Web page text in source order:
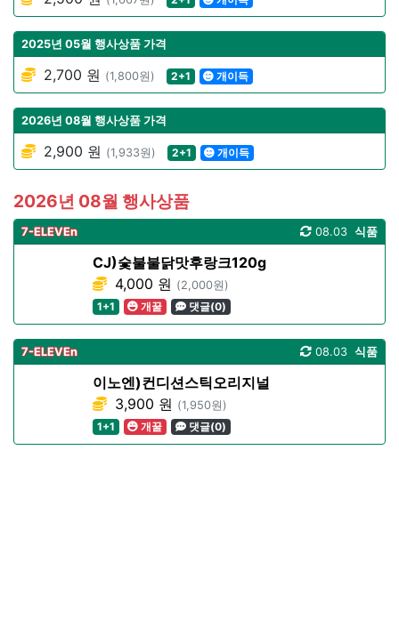
2025년 05월 행사상품 가격
2,700 원 (1,800원) 2+1 개이득
2026년 08월 행사상품 가격
2,900 원 (1,933원) 2+1 개이득
2026년 08월 행사상품
7-ELEVEn 식품
08.03
CJ)숯불불닭맛후랑크120g
4,000 원 (2,000원)
1+1
개꿀 댓글(0)
7-ELEVEn 식품
08.03
이노엔)컨디션스틱오리지널
3,900 원 (1,950원)
1+1
개꿀 댓글(0)